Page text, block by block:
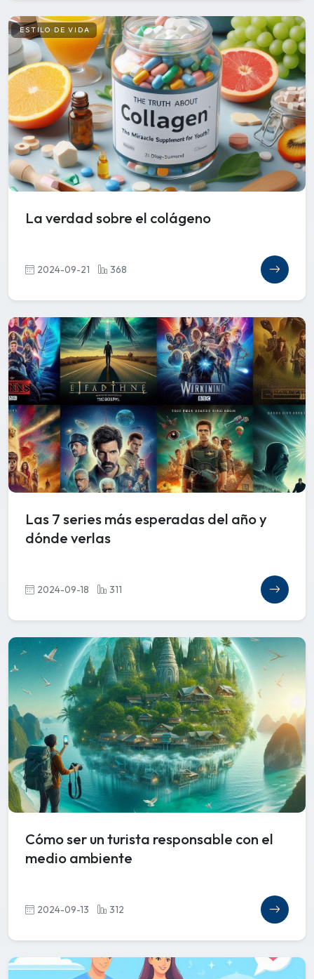
ESTILO DE VIDA
La verdad sobre el colágeno
2024-09-21 368
Las 7 series más esperadas del año y
dónde verlas
2024-09-18 311
Cómo ser un turista responsable con el
medio ambiente
2024-09-13 312